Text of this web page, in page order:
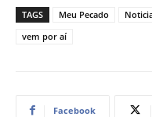
TAGS Meu Pecado
vem por aí
Facebook